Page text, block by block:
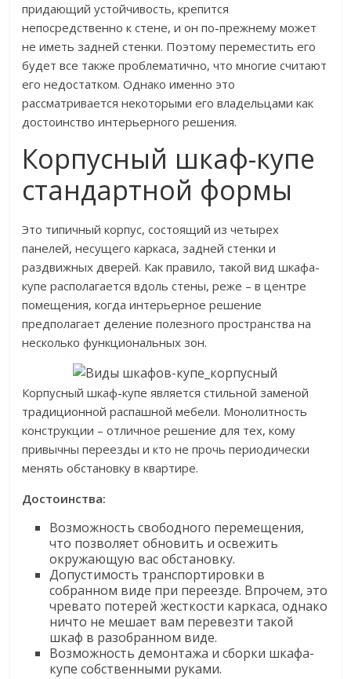
придающий устойчивость, крепится
непосредственно к стене, и он по-прежнему может
не иметь задней стенки. Поэтому переместить его
будет все также проблематично, что многие считают
его недостатком. Однако именно это
рассматривается некоторыми его владельцами как
достоинство интерьерного решения.
Корпусный шкаф-купе
стандартной формы
Это типичный корпус, состоящий из четырех
панелей, несущего каркаса, задней стенки и
раздвижных дверей. Как правило, такой вид шкафа-
купе располагается вдоль стены, реже – в центре
помещения, когда интерьерное решение
предполагает деление полезного пространства на
несколько функциональных зон.
Корпусный шкаф-купе является стильной заменой
традиционной распашной мебели. Монолитность
конструкции – отличное решение для тех, кому
привычны переезды и кто не прочь периодически
менять обстановку в квартире.
Достоинства:
Возможность свободного перемещения,
что позволяет обновить и освежить
окружающую вас обстановку.
Допустимость транспортировки в
собранном виде при переезде. Впрочем, это
чревато потерей жесткости каркаса, однако
ничто не мешает вам перевезти такой
шкаф в разобранном виде.
Возможность демонтажа и сборки шкафа-
купе собственными руками.